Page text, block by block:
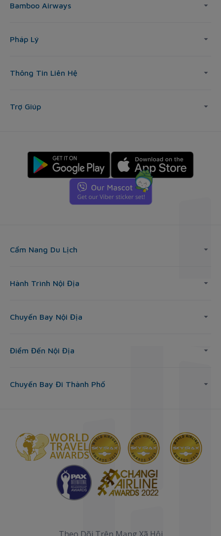
Bamboo Airways
Pháp Lý
Thông Tin Liên Hệ
Trợ Giúp
Cẩm Nang Du Lịch
Hành Trình Nội Địa
Chuyến Bay Nội Địa
Điểm Đến Nội Địa
Chuyến Bay Đi Thành Phố